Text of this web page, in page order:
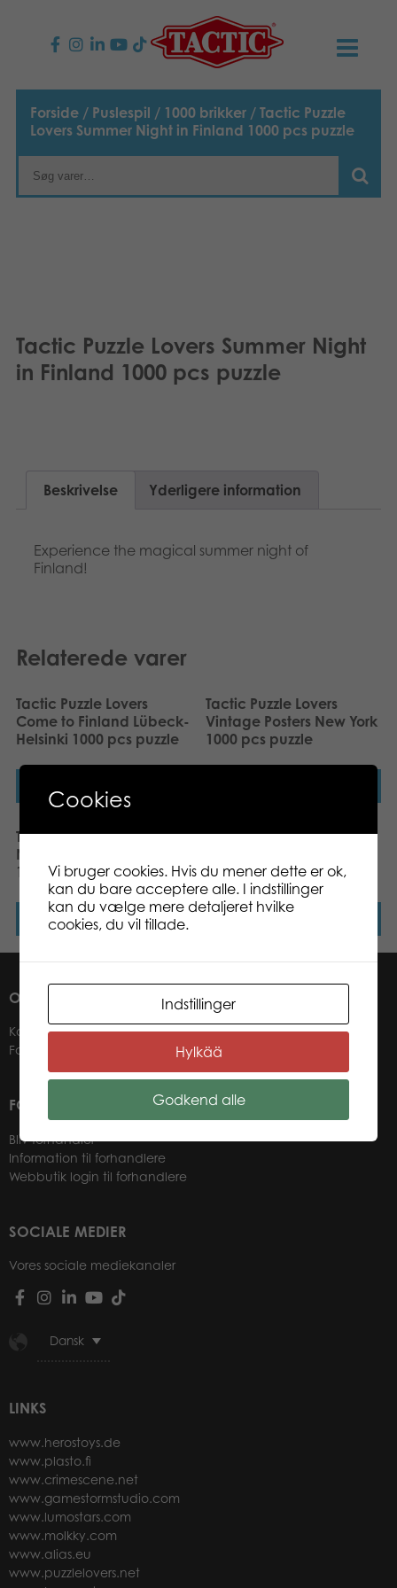
PRODUKTER
Børnespil
Legetøj
TACTIC
Media
English
Français
Polski
Deutsch
Forside / Puslespil / 1000 brikker / Tactic Puzzle
Lovers Summer Night in Finland 1000 pcs puzzle
Tactic Puzzle Lovers Summer Night
in Finland 1000 pcs puzzle
Beskrivelse Yderligere information
Experience the magical summer night of
Finland!
Relaterede varer
Tactic Puzzle Lovers
Come to Finland Lübeck-
Helsinki 1000 pcs puzzle
Tactic Puzzle Lovers
Vintage Posters New York
1000 pcs puzzle
Tactic Puzzle Lovers
Northern Lights in Tromso
1000 pcs puzzle
Læs mere
Tactic Puzzle Lovers
1000 pcs puzzle
OM OS
Kontakter
Forhandlere
FOR VORES FORHANDLERE
Bliv forhandler
Information til forhandlere
Webbutik login til forhandlere
SOCIALE MEDIER
Vores sociale mediekanaler
Dansk
LINKS
www.herostoys.de
www.plasto.fi
www.crimescene.net
www.gamestormstudio.com
www.lumostars.com
www.molkky.com
www.alias.eu
www.puzzlelovers.net
Cookies
Vi bruger cookies. Hvis du mener dette er ok,
kan du bare acceptere alle. I indstillinger
kan du vælge mere detaljeret hvilke
cookies, du vil tillade.
Indstillinger
Hylkää
Godkend alle